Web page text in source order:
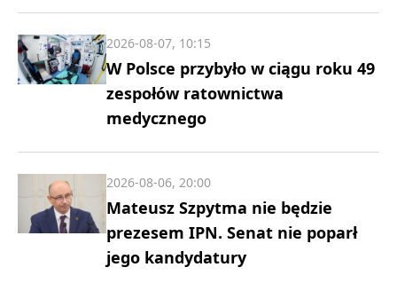
W Polsce przybyło w ciągu roku 49
zespołów ratownictwa
medycznego
2026-08-07, 10:15
Mateusz Szpytma nie będzie
prezesem IPN. Senat nie poparł
jego kandydatury
2026-08-06, 20:00